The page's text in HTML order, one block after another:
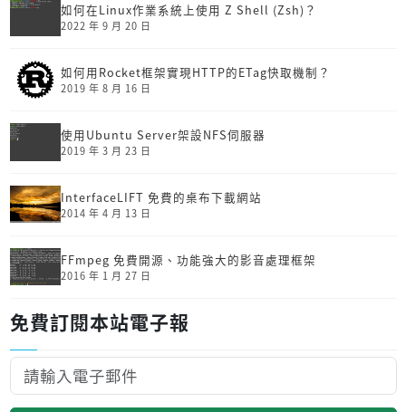
如何在Linux作業系統上使用 Z Shell (Zsh)？
2022 年 9 月 20 日
如何用Rocket框架實現HTTP的ETag快取機制？
2019 年 8 月 16 日
使用Ubuntu Server架設NFS伺服器
2019 年 3 月 23 日
InterfaceLIFT 免費的桌布下載網站
2014 年 4 月 13 日
FFmpeg 免費開源、功能強大的影音處理框架
2016 年 1 月 27 日
免費訂閱本站電子報